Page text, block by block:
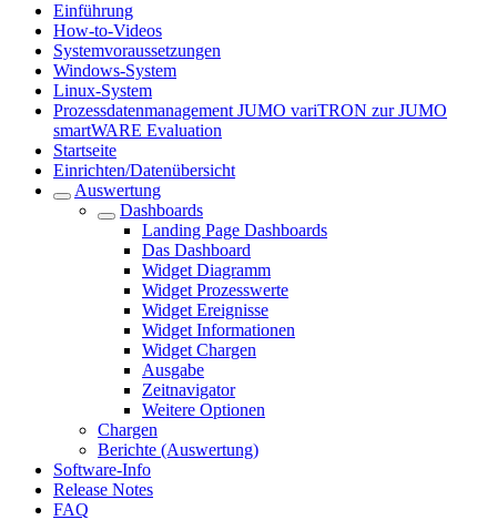
Einführung
How-to-Videos
Systemvoraussetzungen
Windows-System
Linux-System
Prozessdatenmanagement JUMO variTRON zur JUMO
smartWARE Evaluation
Startseite
Einrichten/Datenübersicht
Auswertung
Dashboards
Landing Page Dashboards
Das Dashboard
Widget Diagramm
Widget Prozesswerte
Widget Ereignisse
Widget Informationen
Widget Chargen
Ausgabe
Zeitnavigator
Weitere Optionen
Chargen
Berichte (Auswertung)
Software-Info
Release Notes
FAQ